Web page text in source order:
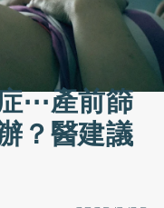
⋯產前篩
？醫建議